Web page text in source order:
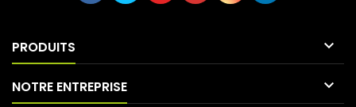
PRODUITS 
NOTRE ENTREPRISE 